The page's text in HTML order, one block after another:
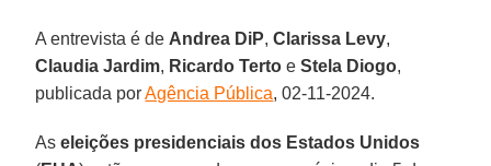
A entrevista é de Andrea DiP,Clarissa Levy,
Claudia Jardim, Ricardo Terto eStela Diogo,
publicada porAgência Pública, 02-11-2024.
Aseleições presidenciais dos Estados Unidos